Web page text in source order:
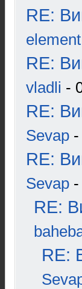
RE:
element
RE:
vladli -
RE:
Sevap
RE:
Sevap
RE:
RE: